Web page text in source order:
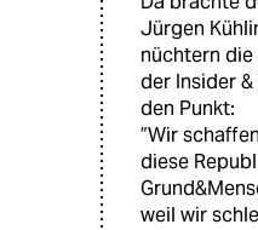
Jürgen
nüchtern
der Insider &
den Punkt:
”Wir
diese
weil wir